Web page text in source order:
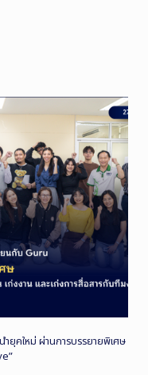
ยุคใหม่ ผ่านการบรรยายพิเศษ